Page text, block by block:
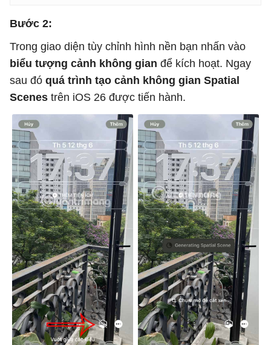
Bước 2:
Trong giao diện tùy chỉnh hình nền bạn nhấn vào
biểu tượng cảnh không gian để kích hoạt. Ngay
sau đó quá trình tạo cảnh không gian Spatial
Scenes trên iOS 26 được tiến hành.